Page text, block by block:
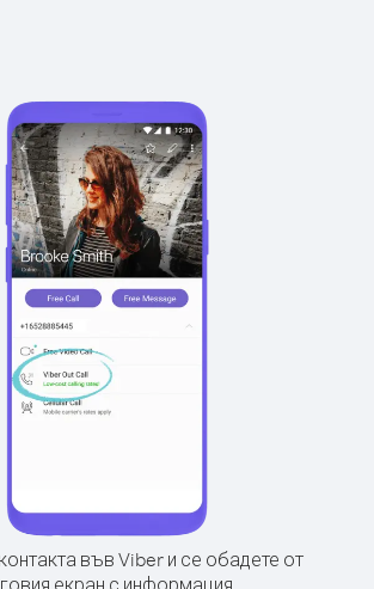
във Viber и се обадете от
екран с информация